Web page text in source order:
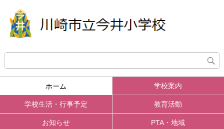
ホーム 学校案内
学校生活・行事予定 教育活動
お知らせ PTA・地域